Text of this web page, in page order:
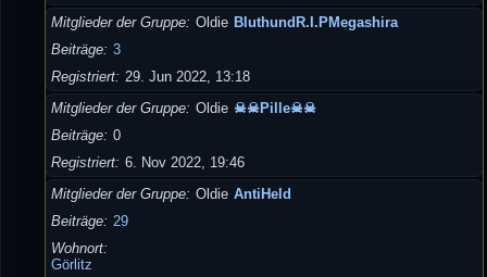
Mitglieder der Gruppe
Oldie BluthundR.I.PMegashira
Beiträge
3
Registriert
29. Jun 2022, 13:18
Mitglieder der Gruppe
Oldie ☠☠Pille☠☠
Beiträge
0
Registriert
6. Nov 2022, 19:46
Mitglieder der Gruppe
Oldie AntiHeld
Beiträge
29
Wohnort
Görlitz